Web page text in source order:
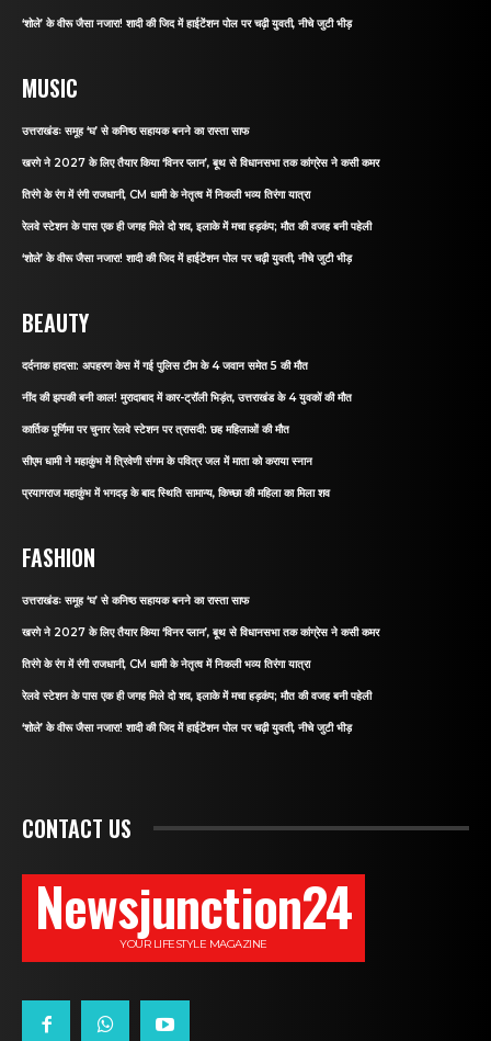
‘शोले’ के वीरू जैसा नजारा! शादी की जिद में हाईटेंशन पोल पर चढ़ी युवती, नीचे जुटी भीड़
MUSIC
उत्तराखंडः समूह ‘घ’ से कनिष्ठ सहायक बनने का रास्ता साफ
खरगे ने 2027 के लिए तैयार किया ‘विनर प्लान’, बूथ से विधानसभा तक कांग्रेस ने कसी कमर
तिरंगे के रंग में रंगी राजधानी, CM धामी के नेतृत्व में निकली भव्य तिरंगा यात्रा
रेलवे स्टेशन के पास एक ही जगह मिले दो शव, इलाके में मचा हड़कंप; मौत की वजह बनी पहेली
‘शोले’ के वीरू जैसा नजारा! शादी की जिद में हाईटेंशन पोल पर चढ़ी युवती, नीचे जुटी भीड़
BEAUTY
दर्दनाक हादसा: अपहरण केस में गई पुलिस टीम के 4 जवान समेत 5 की मौत
नींद की झपकी बनी काल! मुरादाबाद में कार-ट्रॉली भिड़ंत, उत्तराखंड के 4 युवकों की मौत
कार्तिक पूर्णिमा पर चुनार रेलवे स्टेशन पर त्रासदी: छह महिलाओं की मौत
सीएम धामी ने महाकुंभ में त्रिवेणी संगम के पवित्र जल में माता को कराया स्नान
प्रयागराज महाकुंभ में भगदड़ के बाद स्थिति सामान्य, किच्छा की महिला का मिला शव
FASHION
उत्तराखंडः समूह ‘घ’ से कनिष्ठ सहायक बनने का रास्ता साफ
खरगे ने 2027 के लिए तैयार किया ‘विनर प्लान’, बूथ से विधानसभा तक कांग्रेस ने कसी कमर
तिरंगे के रंग में रंगी राजधानी, CM धामी के नेतृत्व में निकली भव्य तिरंगा यात्रा
रेलवे स्टेशन के पास एक ही जगह मिले दो शव, इलाके में मचा हड़कंप; मौत की वजह बनी पहेली
‘शोले’ के वीरू जैसा नजारा! शादी की जिद में हाईटेंशन पोल पर चढ़ी युवती, नीचे जुटी भीड़
CONTACT US
Newsjunction24
YOUR LIFESTYLE MAGAZINE